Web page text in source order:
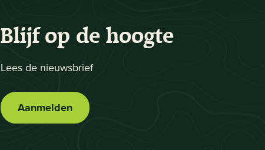
Blijf op de hoogte
Lees de nieuwsbrief
Aanmelden